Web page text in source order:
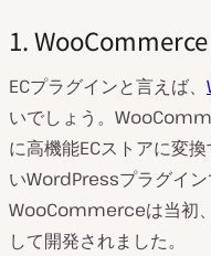
1. WooCommerce
ECプラグインと言えば、
いでしょう。
に高機能ECストアに変
いWordPressプラグイン
WooCommerceは当初
して開発されました。